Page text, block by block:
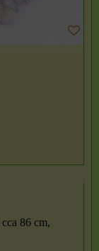
86 cm,